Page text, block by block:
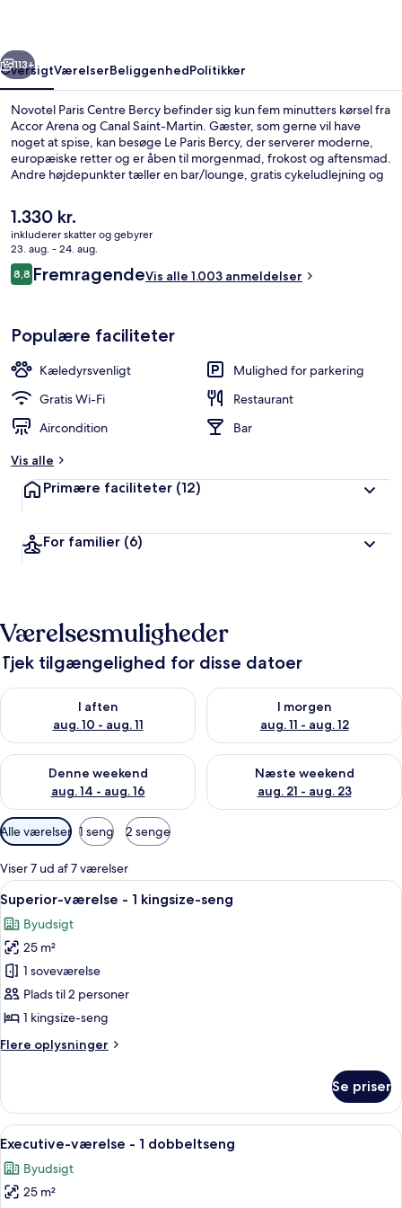
Næste
113+
OversigtVærelserBeliggenhedPolitikker
Novotel Paris Centre Bercy befinder sig kun fem minutters kørsel fra
Accor Arena og Canal Saint-Martin. Gæster, som gerne vil have
noget at spise, kan besøge Le Paris Bercy, der serverer moderne,
europæiske retter og er åben til morgenmad, frokost og aftensmad.
Andre højdepunkter tæller en bar/lounge, gratis cykeludlejning og
personale og generelle forhold. Offentlig transport ligger kun en
kort gåtur væk: Bercy Metrostation ligger 3 minutter væk og Cour
Saint-Émilion Station ligger 9 minutter derfra.
Den
nuværende
pris
er
1.330 kr.
1.330 kr.
inkluderer skatter og gebyrer
23. aug. - 24. aug.
Anmeldelser
8,88,8 ud af 10.
FremragendeVis alle 1.003 anmeldelser
Populære faciliteter
Kæledyrsvenligt
Mulighed for parkering
Gratis Wi-Fi
Restaurant
Aircondition
Bar
Vis alle
Primære faciliteter (12)
For familier (6)
Værelsesmuligheder
Tjek tilgængelighed for disse datoer
I aften
aug. 10 - aug. 11
Tjek tilgængelighed for i aften aug. 10 - aug. 11
I morgen
aug. 11 - aug. 12
Tjek tilgængelighed for i
Denne weekend
aug. 14 - aug. 16
Tjek tilgængelighed for denne weekend aug. 14 - aug. 16
Næste weekend
aug. 21 - aug. 23
Tjek tilgængelighed for næste
Tilgængelige
filtre
for
værelser
Alle værelser 1 seng 2 senge
Viser 7 ud af 7 værelser
Indlæs
alle
billeder
af
Superior-
værelse
-
kingsize-
Et hotelværelse med en stor seng,
10
Superior-værelse - 1 kingsize-seng
Byudsigt
25 m²
1 soveværelse
Plads til 2 personer
1 kingsize-seng
Flere oplysninger
Flere
værelse
1
seng
Se priser
Indlæs
alle
billeder
af
Et hotelværelse med seng,
9
Executive-værelse - 1 dobbeltseng
Byudsigt
25 m²